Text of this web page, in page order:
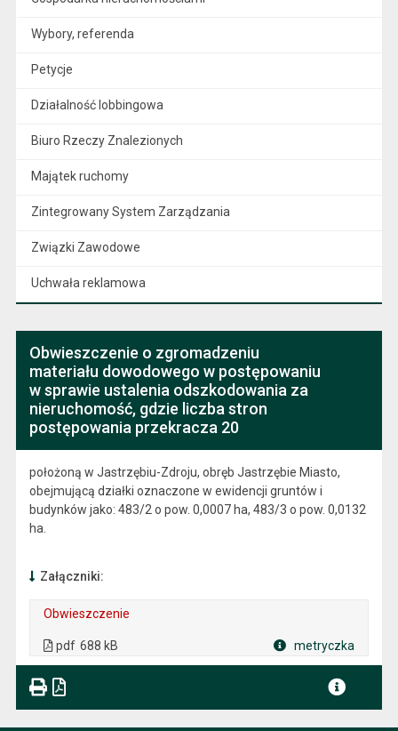
Wybory, referenda
Petycje
Działalność lobbingowa
Biuro Rzeczy Znalezionych
Majątek ruchomy
Zintegrowany System Zarządzania
Związki Zawodowe
Uchwała reklamowa
Obwieszczenie o zgromadzeniu
materiału dowodowego w postępowaniu
w sprawie ustalenia odszkodowania za
nieruchomość, gdzie liczba stron
postępowania przekracza 20
położoną w Jastrzębiu-Zdroju, obręb Jastrzębie Miasto,
obejmującą działki oznaczone w ewidencji gruntów i
budynków jako: 483/2 o pow. 0,0007 ha, 483/3 o pow. 0,0132
ha.
Załączniki:
Obwieszczenie
pdf 688 kB metryczka